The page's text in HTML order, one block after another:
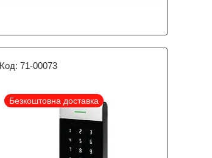
71-00073
Безкоштовна доставка